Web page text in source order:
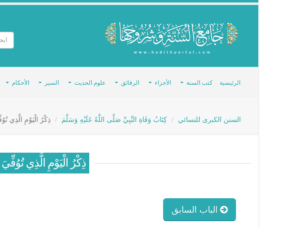
الرئيسية كتب السنة الأجزاء الرقائق علوم الحديث السير الأحكام
السنن الكبرى للنسائي كِتَابُ وَفَاةِ النَّبِيِّ صَلَّى اللَّهُ عَلَيْهِ وَسَلَّمَ ذِكْرُ الْيَوْمِ الَّذِي
ذِكْرُ الْيَوْمِ الَّذِي
الباب السابق